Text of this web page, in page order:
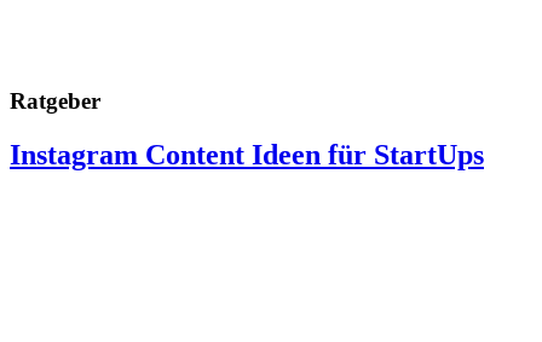
Ratgeber
Instagram Content Ideen für StartUps